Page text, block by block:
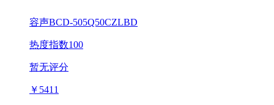
容声BCD-505Q50CZLBD
热度指数100
暂无评分
￥ 5411